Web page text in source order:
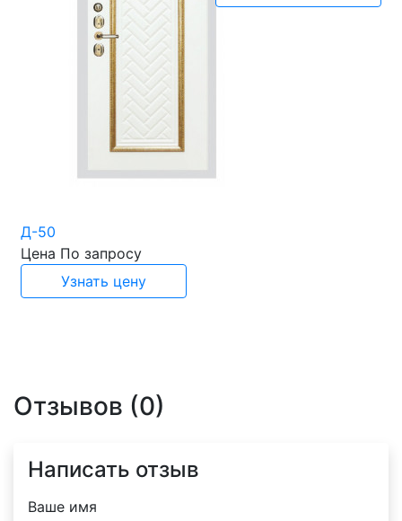
Д-50
Цена По запросу
Узнать цену
Отзывов (0)
Написать отзыв
Ваше имя